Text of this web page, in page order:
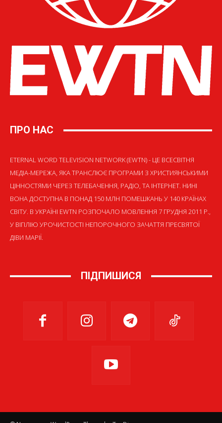
ПРО НАС
ETERNAL WORD TELEVISION NETWORK (EWTN) - ЦЕ ВСЕСВІТНЯ
МЕДІА-МЕРЕЖА, ЯКА ТРАНСЛЮЄ ПРОГРАМИ З ХРИСТИЯНСЬКИМИ
ЦІННОСТЯМИ ЧЕРЕЗ ТЕЛЕБАЧЕННЯ, РАДІО, ТА ІНТЕРНЕТ. НИНІ
ВОНА ДОСТУПНА В ПОНАД 150 МЛН ПОМЕШКАНЬ У 140 КРАЇНАХ
СВІТУ. В УКРАЇНІ EWTN РОЗПОЧАЛО МОВЛЕННЯ 7 ГРУДНЯ 2011 Р.,
У ВІГІЛІЮ УРОЧИСТОСТІ НЕПОРОЧНОГО ЗАЧАТТЯ ПРЕСВЯТОЇ
ДІВИ МАРІЇ.
ПІДПИШИСЯ